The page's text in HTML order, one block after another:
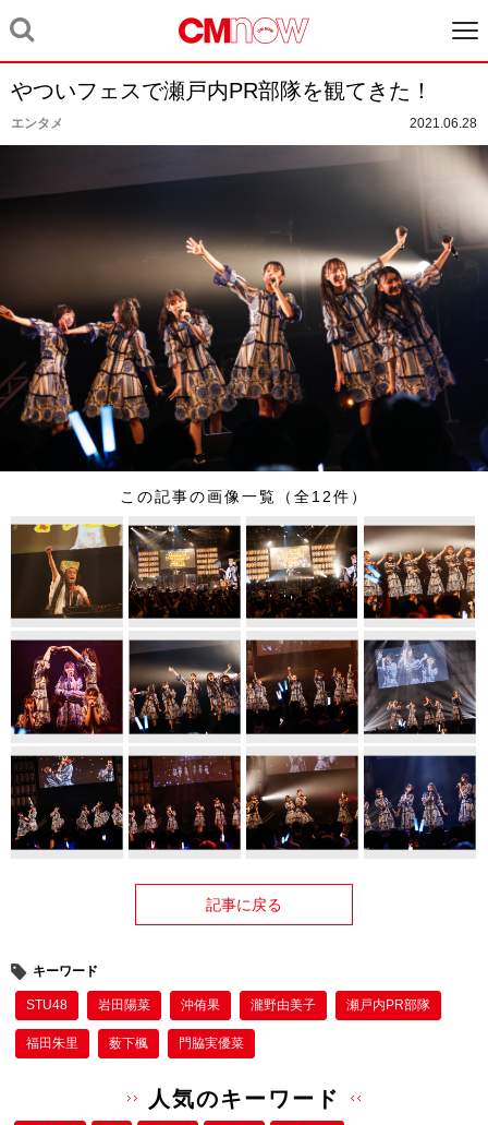
やついフェスで瀬戸内PR部隊を観てきた！
エンタメ 2021.06.28
この記事の画像一覧（全12件）
記事に戻る
キーワード
STU48 岩田陽菜 沖侑果 瀧野由美子 瀬戸内PR部隊
福田朱里 薮下楓 門脇実優菜
人気のキーワード